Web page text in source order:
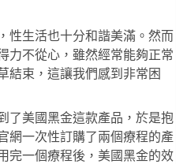
性生活也十分和諧美滿。然而
力不從心，雖然經常能夠正常
結束，這讓我們感到非常困
了美國黑金這款產品，於是抱
網一次性訂購了兩個療程的產
完一個療程後，美國黑金的效